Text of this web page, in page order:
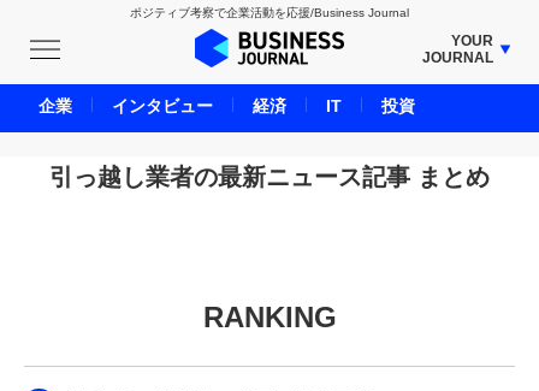
ポジティブ考察で企業活動を応援/Business Journal
YOUR
JOURNAL
BUSINESS JOURNAL
UNICORN JOURNAL
CARBON CREDITS JOURNAL
LIFE ENDING JOURNAL
引っ越し業者の最新ニュース記事 まとめ
RANKING
企業 インタビュー 経済 IT 投資